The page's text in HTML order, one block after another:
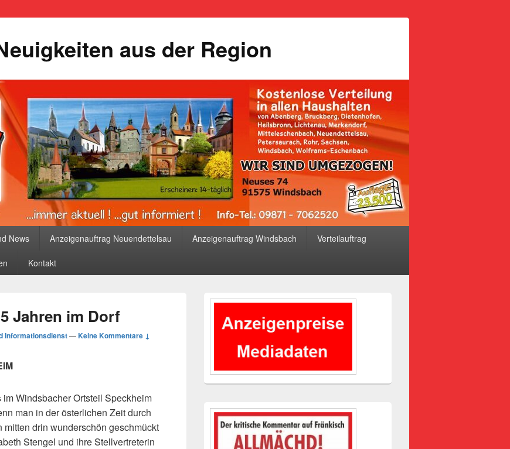
aus der Region
News Anzeigenauftrag Neuendettelsau Anzeigenauftrag Windsbach Verteilauftrag
Kontakt
Jahren im Dorf
Informationsdienst—Keine Kommentare ↓
Windsbacher Ortsteil Speckheim
man in der österlichen Zeit durch
mitten drin wunderschön geschmückt
Stengel und ihre Stellvertreterin
Primärer
Widgetbereich